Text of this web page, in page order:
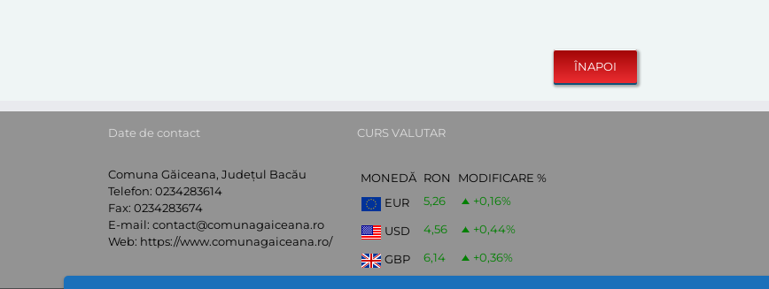
Date de contact
Comuna Găiceana, Județul Bacău
Telefon: 0234283614
Fax: 0234283674
E-mail: contact@comunagaiceana.ro
Web: https://www.comunagaiceana.ro/
CURS VALUTAR
MONEDĂ RON
MODIFICARE %
EUR
5,26 +0,16%
USD 4,56 +0,44%
GBP 6,14 +0,36%